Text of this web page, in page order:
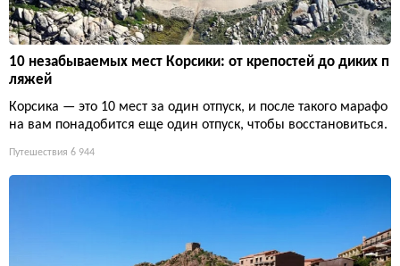
10 незабываемых мест Корсики: от крепостей до диких п
ляжей
Корсика — это 10 мест за один отпуск, и после такого марафо
на вам понадобится еще один отпуск, чтобы восстановиться.
Путешествия 6 944